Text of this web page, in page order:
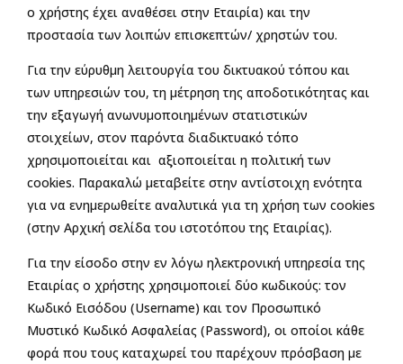
ο χρήστης έχει αναθέσει στην Εταιρία) και την
προστασία των λοιπών επισκεπτών/ χρηστών του.
Για την εύρυθμη λειτουργία του δικτυακού τόπου και
των υπηρεσιών του, τη μέτρηση της αποδοτικότητας και
την εξαγωγή ανωνυμοποιημένων στατιστικών
στοιχείων, στον παρόντα διαδικτυακό τόπο
χρησιμοποιείται και αξιοποιείται η πολιτική των
cookies. Παρακαλώ μεταβείτε στην αντίστοιχη ενότητα
για να ενημερωθείτε αναλυτικά για τη χρήση των cookies
(στην Αρχική σελίδα του ιστοτόπου της Εταιρίας).
Για την είσοδο στην εν λόγω ηλεκτρονική υπηρεσία της
Εταιρίας ο χρήστης χρησιμοποιεί δύο κωδικούς: τον
Κωδικό Εισόδου (Username) και τον Προσωπικό
Μυστικό Κωδικό Ασφαλείας (Password), οι οποίοι κάθε
φορά που τους καταχωρεί του παρέχουν πρόσβαση με